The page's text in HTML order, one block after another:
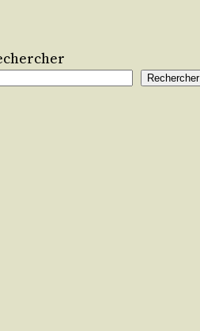
Rechercher